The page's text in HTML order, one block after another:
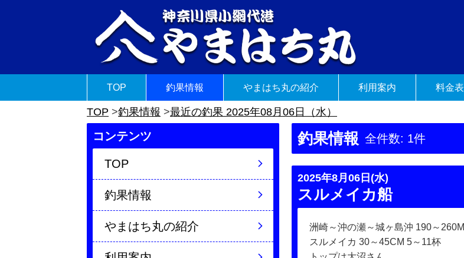
TOP 釣果情報 やまはち丸の紹介 利用案内 料金表
TOP 釣果情報 最近の釣果 2025年08月06日（水）
釣果情報 全件数: 1件
2025年8月06日(水)
スルメイカ船
洲崎～沖の瀬～城ヶ島沖 190～260M
スルメイカ 30～45CM 5～11杯
コンテンツ
TOP
釣果情報
やまはち丸の紹介